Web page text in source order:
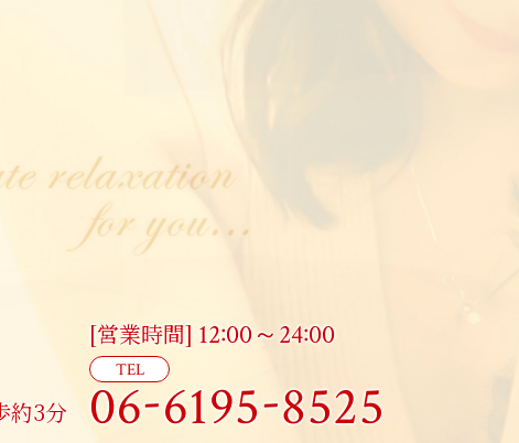
約3分
[営業時間] 12:00～24:00
TEL
06-6195-8525